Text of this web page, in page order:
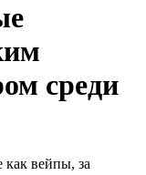
среди
как вейпы, за